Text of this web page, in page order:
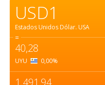
USD1
Estados Unidos Dólar. USA
=
40,28
UYU 0,00%